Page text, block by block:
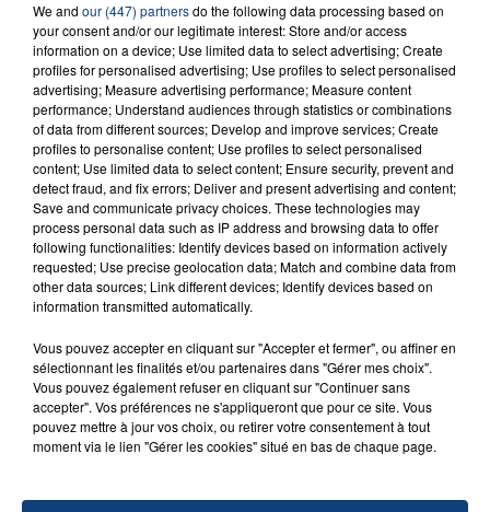
23 juillet 2026
INCENDIE MORTEL À LENS : UNE FEMME ET
SON BÉBÉ ENTRE LA VIE ET LA...
Un homme s'est immolé par le feu après avoir
aspergé sa compagne et leur bébé de trois mois
d'un liquide inflammable.
20 juillet 2026
UNE ADOLESCENTE DEVANT SE FAIRE
OPÉRER DE LA CHEVILLE RESSORT DE LA...
La famille a porté plainte contre la clinique qui a
reconnu sa responsabilité et présenté ses
excuses.
TITRES DIFFUSÉS
We and our (447) partnersdo the following data processing based on
your consent and/or our legitimate interest: Store and/or access
information on a device; Use limited data to select advertising; Create
profiles for personalised advertising; Use profiles to select personalised
advertising; Measure advertising performance; Measure content
performance; Understand audiences through statistics or combinations
of data from different sources; Develop and improve services; Create
profiles to personalise content; Use profiles to select personalised
content; Use limited data to select content; Ensure security, prevent and
detect fraud, and fix errors; Deliver and present advertising and content;
Save and communicate privacy choices. These technologies may
process personal data such as IP address and browsing data to offer
following functionalities: Identify devices based on information actively
requested; Use precise geolocation data; Match and combine data from
other data sources; Link different devices; Identify devices based on
information transmitted automatically.
Vous pouvez accepter en cliquant sur "Accepter et fermer", ou affiner en
sélectionnant les finalités et/ou partenaires dans "Gérer mes choix".
Vous pouvez également refuser en cliquant sur "Continuer sans
accepter". Vos préférences ne s'appliqueront que pour ce site. Vous
pouvez mettre à jour vos choix, ou retirer votre consentement à tout
moment via le lien "Gérer les cookies" situé en bas de chaque page.